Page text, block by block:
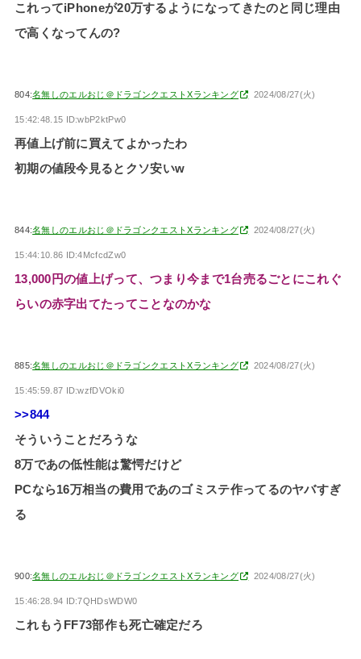
これってiPhoneが20万するようになってきたのと同じ理由
で高くなってんの?
804:名無しのエルおじ＠ドラゴンクエストXランキング 2024/08/27(火)
15:42:48.15 ID:wbP2ktPw0
再値上げ前に買えてよかったわ
初期の値段今見るとクソ安いw
844:名無しのエルおじ＠ドラゴンクエストXランキング 2024/08/27(火)
15:44:10.86 ID:4McfcdZw0
13,000円の値上げって、つまり今まで1台売るごとにこれぐ
らいの赤字出てたってことなのかな
885:名無しのエルおじ＠ドラゴンクエストXランキング 2024/08/27(火)
15:45:59.87 ID:wzfDVOki0
>>844
そういうことだろうな
8万であの低性能は驚愕だけど
PCなら16万相当の費用であのゴミステ作ってるのヤバすぎ
る
900:名無しのエルおじ＠ドラゴンクエストXランキング 2024/08/27(火)
15:46:28.94 ID:7QHDsWDW0
これもうFF73部作も死亡確定だろ